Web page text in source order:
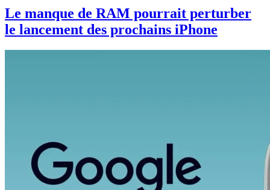
Le manque de RAM pourrait perturber
le lancement des prochains iPhone